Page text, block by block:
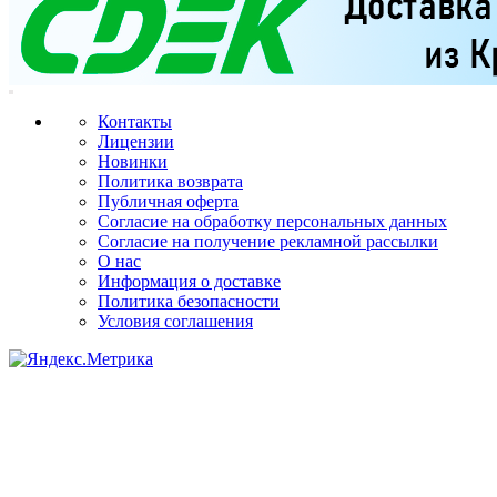
Контакты
Лицензии
Новинки
Политика возврата
Публичная оферта
Согласие на обработку персональных данных
Согласие на получение рекламной рассылки
О нас
Информация о доставке
Политика безопасности
Условия соглашения